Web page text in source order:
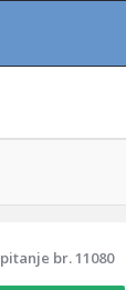
pitanje br. 11080